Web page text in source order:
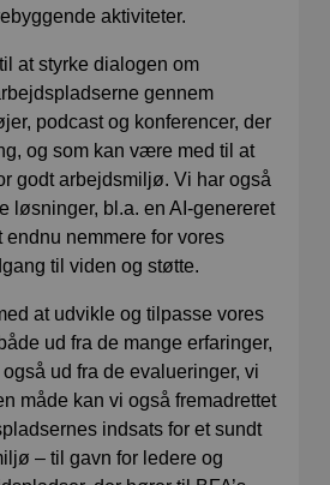
aktiviteter.
at styrke dialogen om
gennem
podcast og konferencer, der
og som kan være med til at
godt arbejdsmiljø. Vi har også
løsninger, bl.a. en AI-genereret
endnu nemmere for vores
til viden og støtte.
at udvikle og tilpasse vores
ud fra de mange erfaringer,
ud fra de evalueringer, vi
måde kan vi også fremadrettet
indsats for et sundt
– til gavn for ledere og